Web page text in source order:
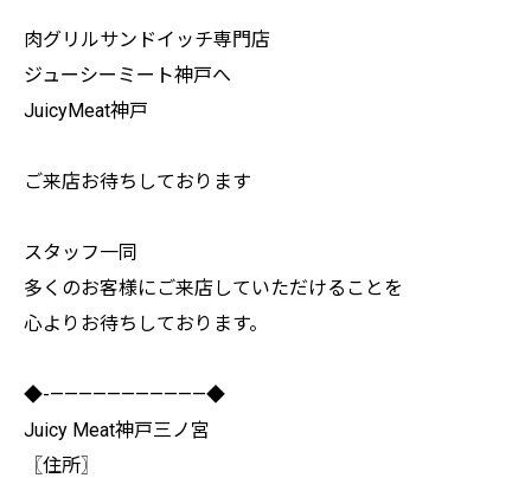
肉グリルサンドイッチ専門店
ジューシーミート神戸へ
JuicyMeat神戸
ご来店お待ちしております
スタッフ一同
多くのお客様にご来店していただけることを
心よりお待ちしております。
◆-———————————◆
Juicy Meat神戸三ノ宮
〖住所〗